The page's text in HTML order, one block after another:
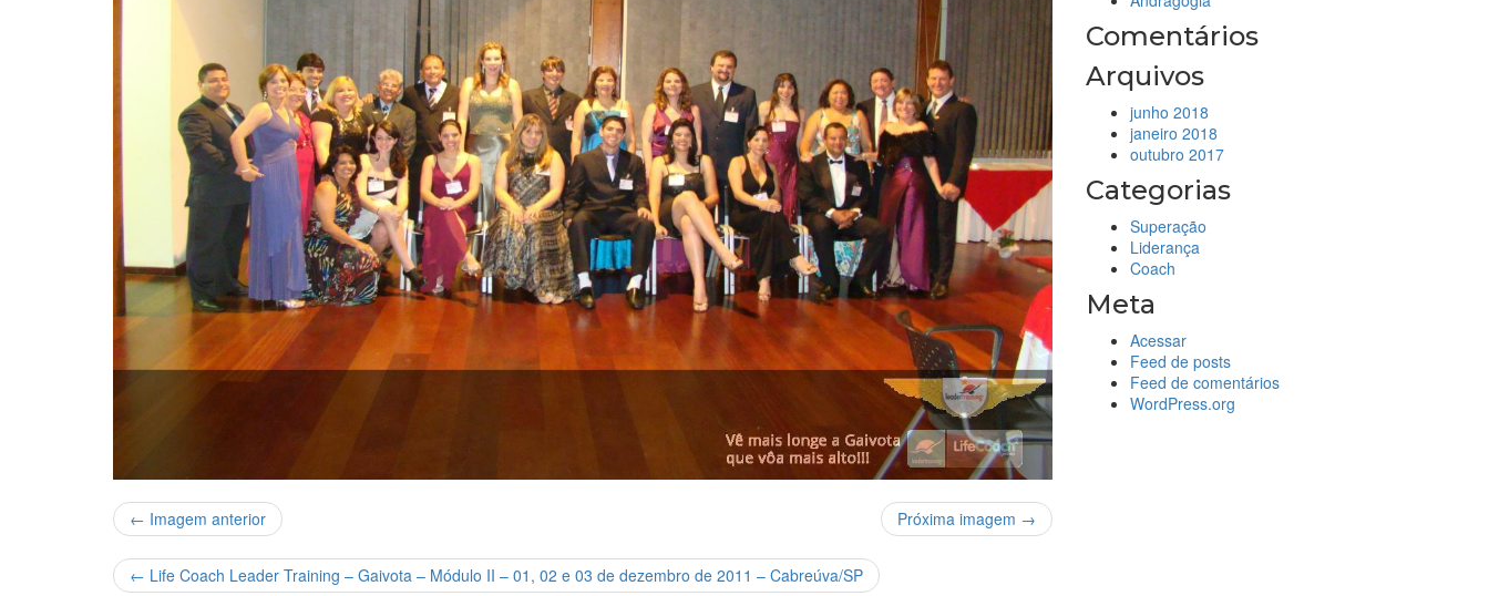
← Imagem anterior Próxima imagem →
← Life Coach Leader Training – Gaivota – Módulo II – 01, 02 e 03 de dezembro de 2011 – Cabreúva/SP
Comentários
Arquivos
junho 2018
janeiro 2018
outubro 2017
Categorias
Superação
Liderança
Coach
Meta
Acessar
Feed de posts
Feed de comentários
WordPress.org